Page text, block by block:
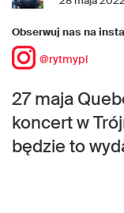
Obserwuj nas na
@rytmypl
27 maja
koncert w
będzie to